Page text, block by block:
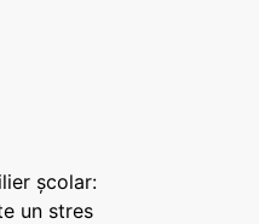
școlar:
un stres